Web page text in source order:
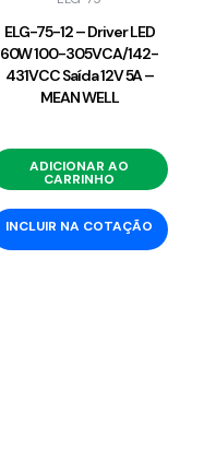
ELG-75-12 – Driver LED
60W 100-305VCA/142-
431VCC Saída 12V 5A –
MEAN WELL
ADICIONAR AO
CARRINHO
INCLUIR NA COTAÇÃO